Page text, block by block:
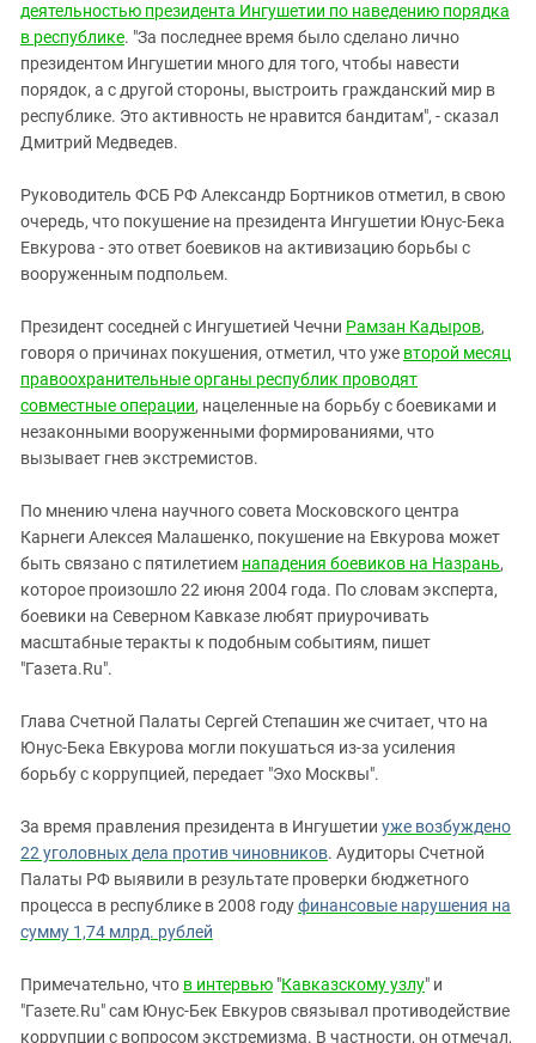
деятельностью президента Ингушетии по наведению порядка
в республике. "За последнее время было сделано лично
президентом Ингушетии много для того, чтобы навести
порядок, а с другой стороны, выстроить гражданский мир в
республике. Это активность не нравится бандитам", - сказал
Дмитрий Медведев.
Руководитель ФСБ РФ Александр Бортников отметил, в свою
очередь, что покушение на президента Ингушетии Юнус-Бека
Евкурова - это ответ боевиков на активизацию борьбы с
вооруженным подпольем.
Президент соседней с Ингушетией Чечни Рамзан Кадыров,
говоря о причинах покушения, отметил, что уже второй месяц
правоохранительные органы республик проводят
совместные операции, нацеленные на борьбу с боевиками и
незаконными вооруженными формированиями, что
вызывает гнев экстремистов.
По мнению члена научного совета Московского центра
Карнеги Алексея Малашенко, покушение на Евкурова может
быть связано с пятилетием нападения боевиков на Назрань,
которое произошло 22 июня 2004 года. По словам эксперта,
боевики на Северном Кавказе любят приурочивать
масштабные теракты к подобным событиям, пишет
"Газета.Ru".
Глава Счетной Палаты Сергей Степашин же считает, что на
Юнус-Бека Евкурова могли покушаться из-за усиления
борьбу с коррупцией, передает "Эхо Москвы".
За время правления президента в Ингушетии уже возбуждено
22 уголовных дела против чиновников. Аудиторы Счетной
Палаты РФ выявили в результате проверки бюджетного
процесса в республике в 2008 годуфинансовые нарушения на
сумму 1,74 млрд. рублей
Примечательно, что в интервью "Кавказскому узлу" и
"Газете.Ru" сам Юнус-Бек Евкуров связывал противодействие
коррупции с вопросом экстремизма. В частности, он отмечал,